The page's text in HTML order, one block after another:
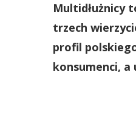
Multidłużnicy
trzech
profil
konsumenci, a